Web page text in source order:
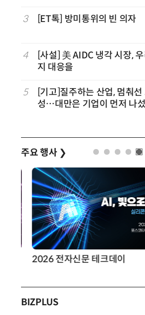
3 [ET톡] 방미통위의 빈 의자
4
[사설] 美 AIDC 냉각 시장,
지 대응을
5
[기고]질주하는 산업, 멈춰선
성…대만은 기업이 먼저 나
주요 행사 ❯
2026 전자신문 테크데이
BIZPLUS